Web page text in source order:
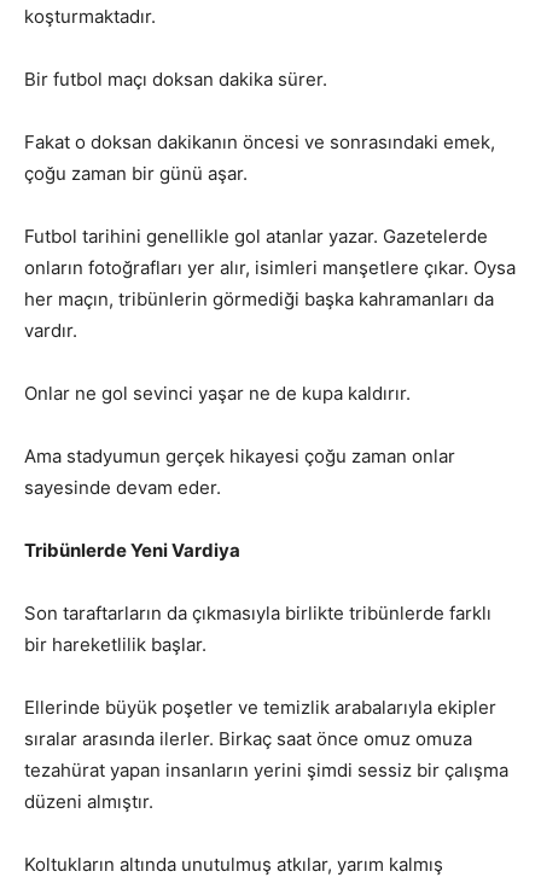
koşturmaktadır.
Bir futbol maçı doksan dakika sürer.
Fakat o doksan dakikanın öncesi ve sonrasındaki emek,
çoğu zaman bir günü aşar.
Futbol tarihini genellikle gol atanlar yazar. Gazetelerde
onların fotoğrafları yer alır, isimleri manşetlere çıkar. Oysa
her maçın, tribünlerin görmediği başka kahramanları da
vardır.
Onlar ne gol sevinci yaşar ne de kupa kaldırır.
Ama stadyumun gerçek hikayesi çoğu zaman onlar
sayesinde devam eder.
Tribünlerde Yeni Vardiya
Son taraftarların da çıkmasıyla birlikte tribünlerde farklı
bir hareketlilik başlar.
Ellerinde büyük poşetler ve temizlik arabalarıyla ekipler
sıralar arasında ilerler. Birkaç saat önce omuz omuza
tezahürat yapan insanların yerini şimdi sessiz bir çalışma
düzeni almıştır.
Koltukların altında unutulmuş atkılar, yarım kalmış